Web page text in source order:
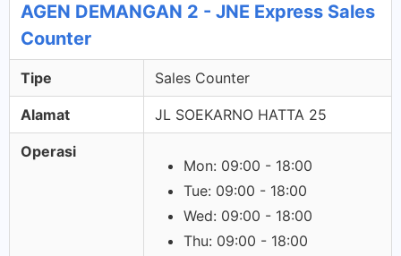
AGEN DEMANGAN 2 - JNE Express Sales
Counter
Tipe Sales Counter
Alamat JL SOEKARNO HATTA 25
Operasi
Mon: 09:00 - 18:00
Tue: 09:00 - 18:00
Wed: 09:00 - 18:00
Thu: 09:00 - 18:00